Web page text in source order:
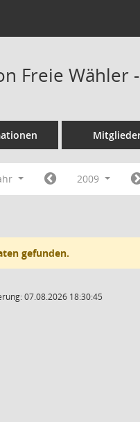
Freie Wähler
2009
gefunden.
07.08.2026 18:30:45